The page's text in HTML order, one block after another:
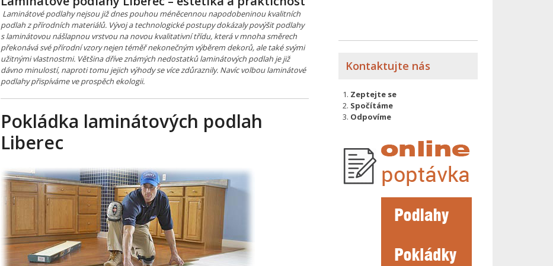
Laminátové podlahy nejsou již dnes pouhou méněcennou napodobeninou kvalitních
podlah z přírodních materiálů. Vývoj a technologické postupy dokázaly povýšit podlahy
s laminátovou nášlapnou vrstvou na novou kvalitativní třídu, která v mnoha směrech
překonává své přírodní vzory nejen téměř nekonečným výběrem dekorů, ale také svými
užitnými vlastnostmi. Většina dříve známých nedostatků laminátových podlah je již
dávno minulostí, naproti tomu jejich výhody se více zdůraznily. Navíc volbou laminátové
podlahy přispíváme ve prospěch ekologii.
Pokládka laminátových podlah
Liberec
Kontaktujte nás
Zeptejte se
Spočítáme
Odpovíme